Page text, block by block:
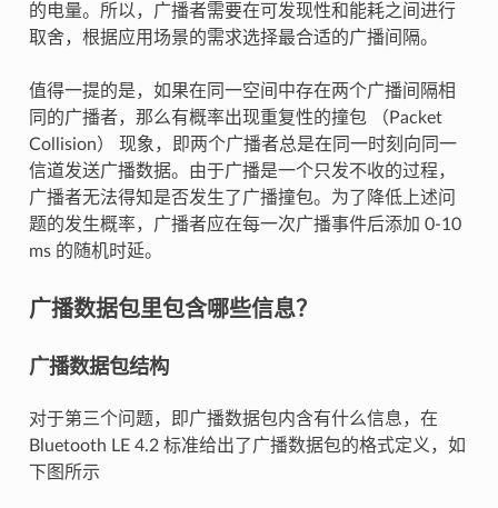
的电量。所以，广播者需要在可发现性和能耗之间进行
取舍，根据应用场景的需求选择最合适的广播间隔。
值得一提的是，如果在同一空间中存在两个广播间隔相
同的广播者，那么有概率出现重复性的撞包 （Packet
Collision） 现象，即两个广播者总是在同一时刻向同一
信道发送广播数据。由于广播是一个只发不收的过程，
广播者无法得知是否发生了广播撞包。为了降低上述问
题的发生概率，广播者应在每一次广播事件后添加 0-10
ms 的随机时延。
广播数据包里包含哪些信息？
广播数据包结构
对于第三个问题，即广播数据包内含有什么信息，在
Bluetooth LE 4.2 标准给出了广播数据包的格式定义，如
下图所示